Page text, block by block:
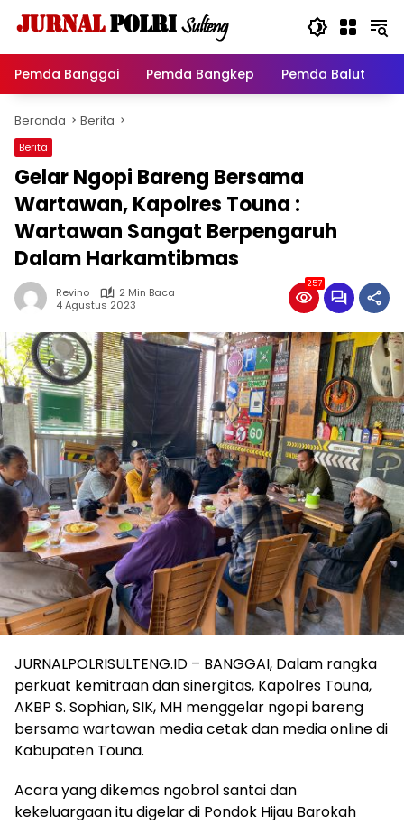
Pemda Banggai
Pemda Bangkep Pemda Balut
Beranda Berita
Berita
Gelar Ngopi Bareng Bersama
Wartawan, Kapolres Touna :
Wartawan Sangat Berpengaruh
Dalam Harkamtibmas
Revino
2 Min Baca
4 Agustus 2023
257
JURNALPOLRISULTENG.ID – BANGGAI, Dalam rangka
perkuat kemitraan dan sinergitas, Kapolres Touna,
AKBP S. Sophian, SIK, MH menggelar ngopi bareng
bersama wartawan media cetak dan media online di
Kabupaten Touna.
Acara yang dikemas ngobrol santai dan
kekeluargaan itu digelar di Pondok Hijau Barokah